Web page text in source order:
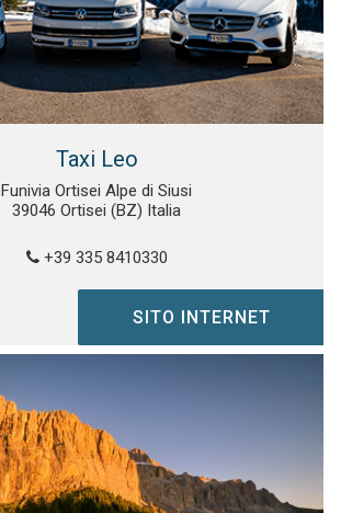
Taxi Leo
Funivia Ortisei Alpe di Siusi
39046 Ortisei (BZ) Italia
+39 335 8410330
SITO INTERNET